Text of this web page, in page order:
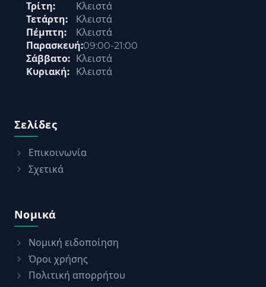
Τρίτη:
Κλειστά
Τετάρτη:
Κλειστά
Πέμπτη:
Κλειστά
Παρασκευή:09:00-21:00
Σάββατο:
Κλειστά
Κυριακή:
Κλειστά
Σελίδες
Επικοινωνία
Σχετικά
Νομικά
Νομική ειδοποίηση
Όροι χρήσης
Πολιτική απορρήτου